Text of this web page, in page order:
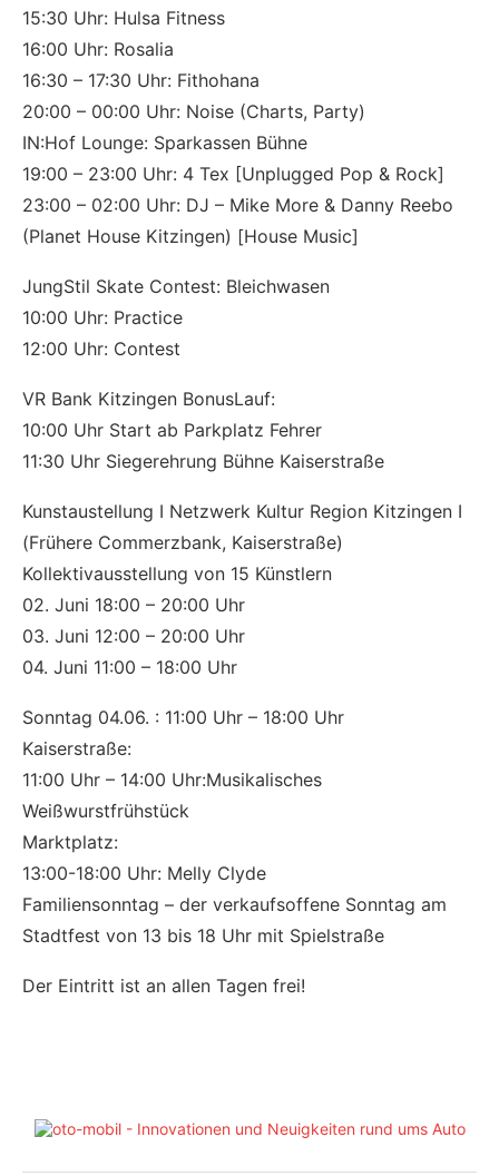
15:30 Uhr: Hulsa Fitness
16:00 Uhr: Rosalia
16:30 – 17:30 Uhr: Fithohana
20:00 – 00:00 Uhr: Noise (Charts, Party)
IN:Hof Lounge: Sparkassen Bühne
19:00 – 23:00 Uhr: 4 Tex [Unplugged Pop & Rock]
23:00 – 02:00 Uhr: DJ – Mike More & Danny Reebo
(Planet House Kitzingen) [House Music]
JungStil Skate Contest: Bleichwasen
10:00 Uhr: Practice
12:00 Uhr: Contest
VR Bank Kitzingen BonusLauf:
10:00 Uhr Start ab Parkplatz Fehrer
11:30 Uhr Siegerehrung Bühne Kaiserstraße
Kunstaustellung I Netzwerk Kultur Region Kitzingen I
(Frühere Commerzbank, Kaiserstraße)
Kollektivausstellung von 15 Künstlern
02. Juni 18:00 – 20:00 Uhr
03. Juni 12:00 – 20:00 Uhr
04. Juni 11:00 – 18:00 Uhr
Sonntag 04.06. : 11:00 Uhr – 18:00 Uhr
Kaiserstraße:
11:00 Uhr – 14:00 Uhr:Musikalisches
Weißwurstfrühstück
Marktplatz:
13:00-18:00 Uhr: Melly Clyde
Familiensonntag – der verkaufsoffene Sonntag am
Stadtfest von 13 bis 18 Uhr mit Spielstraße
Der Eintritt ist an allen Tagen frei!